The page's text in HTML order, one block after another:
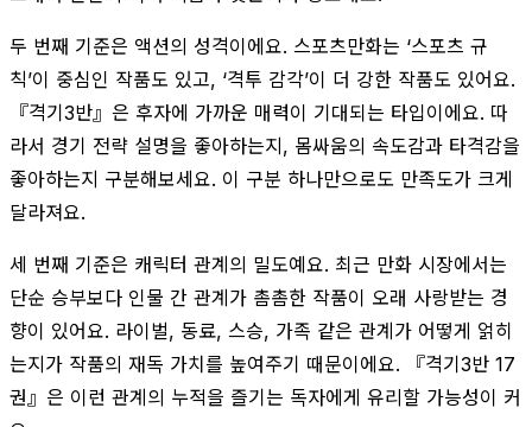
두 번째 기준은 액션의 성격이에요. 스포츠만화는 ‘스포츠 규
칙’이 중심인 작품도 있고, ‘격투 감각’이 더 강한 작품도 있어요.
『격기3반』은 후자에 가까운 매력이 기대되는 타입이에요. 따
라서 경기 전략 설명을 좋아하는지, 몸싸움의 속도감과 타격감을
좋아하는지 구분해보세요. 이 구분 하나만으로도 만족도가 크게
달라져요.
세 번째 기준은 캐릭터 관계의 밀도예요. 최근 만화 시장에서는
단순 승부보다 인물 간 관계가 촘촘한 작품이 오래 사랑받는 경
향이 있어요. 라이벌, 동료, 스승, 가족 같은 관계가 어떻게 얽히
는지가 작품의 재독 가치를 높여주기 때문이에요. 『격기3반 17
권』은 이런 관계의 누적을 즐기는 독자에게 유리할 가능성이 커